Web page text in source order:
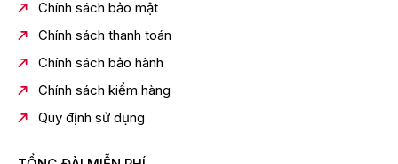
cửa.
Thiết kế
Nâng tầm mọi gian bếp
Chính sách bảo mật
Chính sách thanh toán
Chính sách bảo hành
Chính sách kiểm hàng
Quy định sử dụng